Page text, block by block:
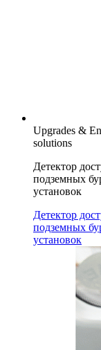
Upgrades &
solutions
Детектор
подземных
установок
Детектор
подземных
установок